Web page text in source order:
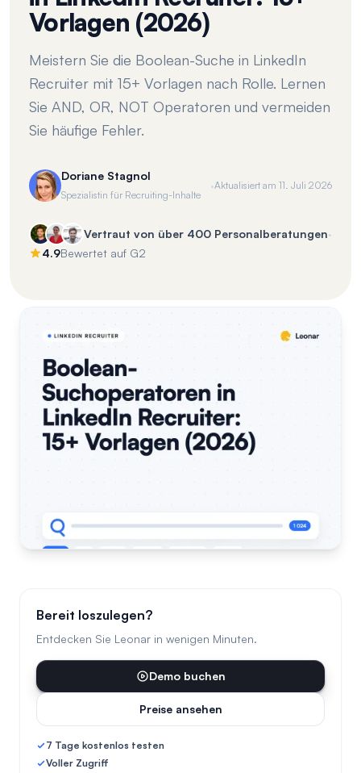
Vorlagen (2026)
Meistern Sie die Boolean-Suche in LinkedIn
Recruiter mit 15+ Vorlagen nach Rolle. Lernen
Sie AND, OR, NOT Operatoren und vermeiden
Sie häufige Fehler.
Doriane Stagnol
Spezialistin für Recruiting-Inhalte
·Aktualisiert am 11. Juli 2026
Vertraut von über 400 Personalberatungen·
4.9Bewertet auf G2
Bereit loszulegen?
Entdecken Sie Leonar in wenigen Minuten.
Demo buchen
Preise ansehen
7 Tage kostenlos testen
Voller Zugriff